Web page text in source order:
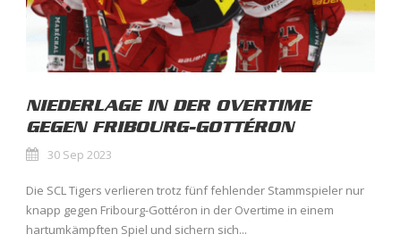
NIEDERLAGE IN DER OVERTIME
GEGEN FRIBOURG-GOTTÉRON
30 Sep 2023
Die SCL Tigers verlieren trotz fünf fehlender Stammspieler nur
knapp gegen Fribourg-Gottéron in der Overtime in einem
hartumkämpften Spiel und sichern sich...